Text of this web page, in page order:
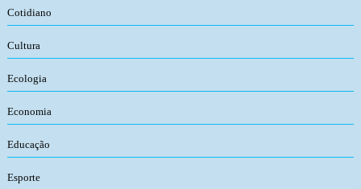
Cotidiano
Cultura
Ecologia
Economia
Educação
Esporte